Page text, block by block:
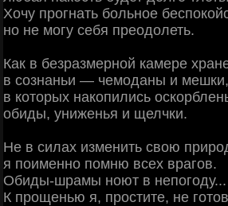
Хочу прогнать больное
но не могу себя преодолеть.
Как в безразмерной камере
в сознаньи — чемоданы и мешки,
в которых накопились
обиды, униженья и щелчки.
Не в силах изменить свою
я поименно помню всех врагов.
Обиды-шрамы ноют в непогоду...
К прощенью я, простите, не